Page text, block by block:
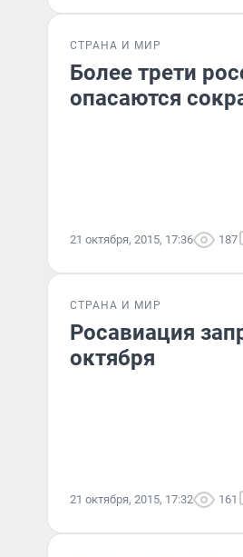
СТРАНА И МИР
Более трети
опасаются
21 октября, 2015, 17:36 187
СТРАНА И МИР
Росавиация
октября
21 октября, 2015, 17:32 161